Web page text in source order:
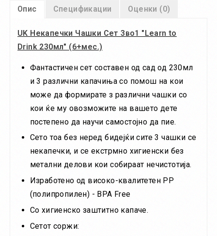
Опис Спецификации Оценки (0)
UK Некапечки Чашки Сет 3во1 "Learn to
Drink 230мл" (6+мес.)
Фантастичен сет составен од сад од 230мл
и 3 различни капачиња со помош на кои
може да формирате з различни чашки со
кои ќе му овозможите на вашето дете
постепено да научи самостојно да пие.
Сето тоа без неред бидејќи сите 3 чашки се
некапечки, и се екстрмно хигиенски без
метални делови кои собираат нечистотија.
Изработено од високо-квалитетен PP
(полипропилен) - BPA Free
Со хигиенско заштитно капаче.
Сетот соржи: